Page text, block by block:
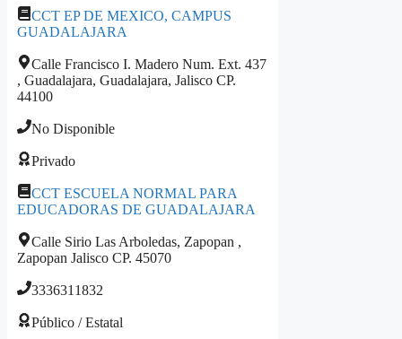
CCT EP DE MEXICO, CAMPUS
GUADALAJARA
Calle Francisco I. Madero Num. Ext. 437
, Guadalajara, Guadalajara, Jalisco CP.
44100
No Disponible
Privado
CCT ESCUELA NORMAL PARA
EDUCADORAS DE GUADALAJARA
Calle Sirio Las Arboledas, Zapopan ,
Zapopan Jalisco CP. 45070
3336311832
Público / Estatal